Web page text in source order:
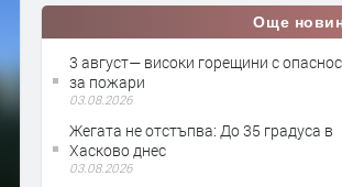
Още
3 август— високи горещини с
за пожари
03.08.2026
Жегата не отстъпва: До 35 градуса в
Хасково днес
03.08.2026